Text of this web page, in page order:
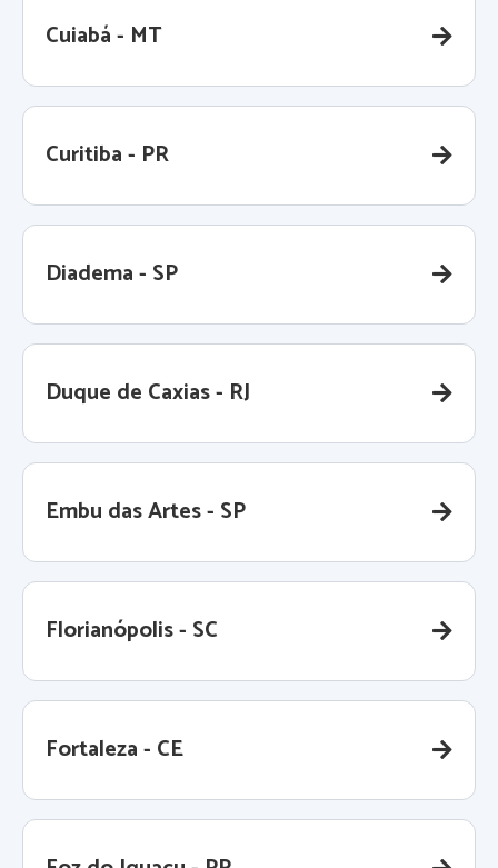
Cuiabá - MT
Curitiba - PR
Diadema - SP
Duque de Caxias - RJ
Embu das Artes - SP
Florianópolis - SC
Fortaleza - CE